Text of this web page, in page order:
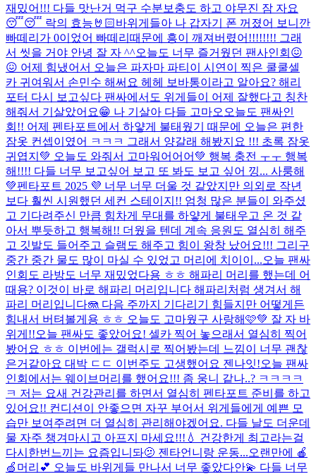
재밌어!!! 다들 맛난거 먹구 수분보충도 하고 야무진 잠 자요
😴😴 락의 효능🤘🏻바위게들아 나 갑자기 폰 꺼졌어 보니깐
빠떼리가 0이었어 빠떼리때문에 흥이 깨져버렸어!!!!!!!! 그래
서 씻을 거야 안녕 잘 자 ^^오늘도 너무 즐거웠던 팬사인회😖
😖 어제 힘냈어서 오늘은 파자마 파티이 시연이 찍은 쿨쿨셀
카 귀여워서 손민수 해써요 헤헤 보바통이라고 알아요? 해리
포터 다시 보고싶다 팬싸에서도 위게들이 어제 잘했다고 칭찬
해줘서 기살았어요😁 나 기살아 다들 고마오 오늘도 팬싸인
회!! 어제 펜타포트에서 하얗게 불태웠기 때문에 오늘은 편한
잠옷 컨셉이였어 ㅋㅋㅋ 그래서 양갈래 해봤지요 !!! 초록 잠옷
귀엽지💚 오늘도 와줘서 고마워어어어💚 행복 충전 ㅜㅜ 행복
해!!!! 다들 너무 보고싶어 보고 또 봐도 보고 싶어 낑... 사룽해
💚펜타포트 2025 💜 너무 너무 더울 것 같았지만 의외로 작년
보다 훨씬 시원했던 세컨 스테이지!! 엄청 많은 분들이 와주셨
고 기다려주신 만큼 힘차게 무대를 하얗게 불태우고 온 것 같
아서 뿌듯하고 행복해!! 더웠을 텐데 계속 응원도 열심히 해주
고 깃발도 들어주고 슬램도 해주고 힘이 왕창 났어요!!! 그리구
중간 중간 물도 많이 마실 수 있었고 머리에 치이이...오늘 팬싸
인회도 라방도 너무 재밌었다용 ㅎㅎ 해파리 머리를 했는데 어
때용? 이것이 바로 해파리 머리입니다 해파리처럼 생겨서 해
파리 머리입니다🪼 다음 주까지 기다리기 힘들지만 어떻게든
힘내서 버텨볼게용 ㅎㅎ 오늘도 고마웠구 사랑해🩷💚 잘 자 바
위게!!오늘 팬싸도 좋았어요! 셀카 찍어 놓으래서 열심히 찍어
봤어요 ㅎㅎ 이번에는 갤럭시로 찍어봤는데 느낌이 너무 괜찮
은거같아요 대박 ㄷㄷ 이번주도 고생했어요 젠나잇!오늘 팬싸
인회에서는 웨이브머리를 했어요!!! 좀 웅니 같나..? ㅋㅋㅋㅋ
ㅋ 저는 요새 건강관리를 하면서 열심히 펜타포트 준비를 하고
있어요!! 컨디션이 안좋으면 자꾸 부어서 위게들에게 예쁜 모
습만 보여주려면 더 열심히 관리해야겠어요. 다들 날도 더운데
물 자주 챙겨마시고 아프지 마세요!!!💧 건강한게 최고라는걸
다시한번느끼는 요즘입니돠🫤 젠타언니랑 운동...오랜만에 🍎
🍏머리💕 오늘도 바위게들 만나서 너무 좋았다안💫 다들 너무